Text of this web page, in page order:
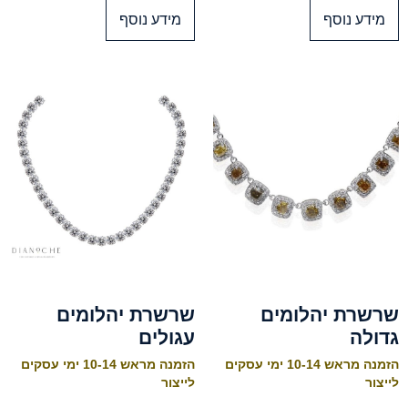
מידע נוסף מידע נוסף
שרשרת יהלומים
גדולה
הזמנה מראש 10-14 ימי עסקים
לייצור
שרשרת יהלומים
עגולים
הזמנה מראש 10-14 ימי עסקים
לייצור